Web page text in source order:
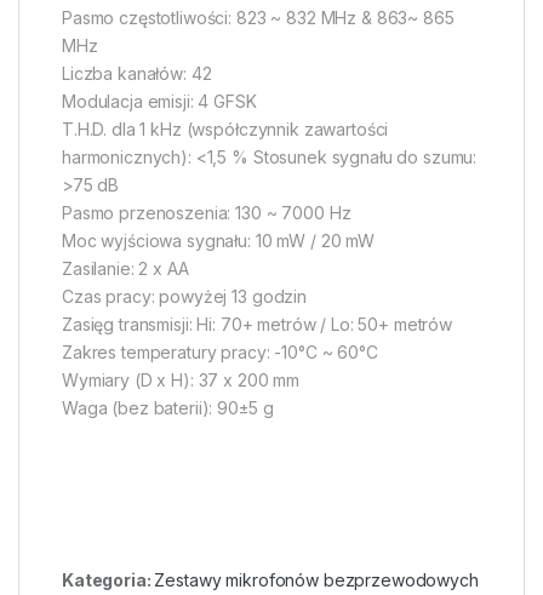
Pasmo częstotliwości: 823 ~ 832 MHz & 863~ 865
MHz
Liczba kanałów: 42
Modulacja emisji: 4 GFSK
T.H.D. dla 1 kHz (współczynnik zawartości
harmonicznych): <1,5 % Stosunek sygnału do szumu:
>75 dB
Pasmo przenoszenia: 130 ~ 7000 Hz
Moc wyjściowa sygnału: 10 mW / 20 mW
Zasilanie: 2 x AA
Czas pracy: powyżej 13 godzin
Zasięg transmisji: Hi: 70+ metrów / Lo: 50+ metrów
Zakres temperatury pracy: -10°C ~ 60°C
Wymiary (D x H): 37 x 200 mm
Waga (bez baterii): 90±5 g
Kategoria: Zestawy mikrofonów bezprzewodowych